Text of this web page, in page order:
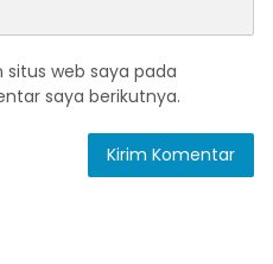
web saya pada
saya berikutnya.